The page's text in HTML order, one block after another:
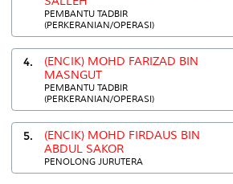
PEMBANTU TADBIR
(PERKERANIAN/OPERASI)
4.
(ENCIK) MOHD FARIZAD BIN
MASNGUT
PEMBANTU TADBIR
(PERKERANIAN/OPERASI)
5.
(ENCIK) MOHD FIRDAUS BIN
ABDUL SAKOR
PENOLONG JURUTERA